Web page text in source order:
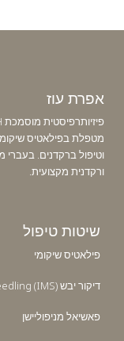
אפרת עוז
מטפלת בפילאטיס
וטיפול ברקדנים.
ורקדנית מקצועית.
שיטות טיפול
פילאטיס שיקומי
דיקור יבש Dry needling (IMS)
פאשיאל מניפוליישן